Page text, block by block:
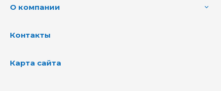
О компании
Контакты
Карта сайта